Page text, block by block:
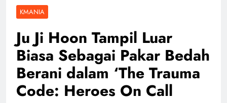
KMANIA
Ju Ji Hoon Tampil Luar
Biasa Sebagai Pakar Bedah
Berani dalam ‘The Trauma
Code: Heroes On Call